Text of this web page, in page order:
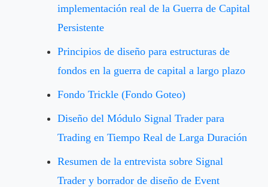
implementación real de la Guerra de Capital
Persistente
Principios de diseño para estructuras de
fondos en la guerra de capital a largo plazo
Fondo Trickle (Fondo Goteo)
Diseño del Módulo Signal Trader para
Trading en Tiempo Real de Larga Duración
Resumen de la entrevista sobre Signal
Trader y borrador de diseño de Event